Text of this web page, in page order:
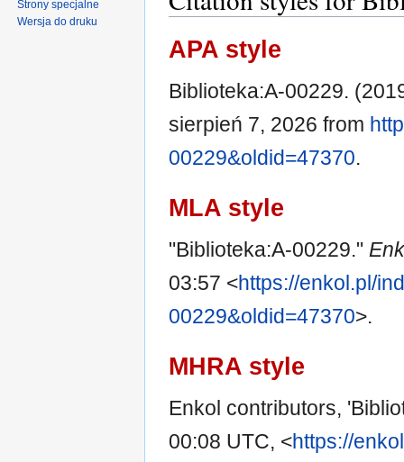
APA style
Biblioteka:A-00229.
sierpień 7, 2026 from
00229&oldid=47370.
MLA style
"Biblioteka:A-00229."
03:57 <https://enkol.pl/
00229&oldid=47370>.
MHRA style
Enkol contributors,
00:08 UTC, <https://
Strony specjalne
Wersja do druku